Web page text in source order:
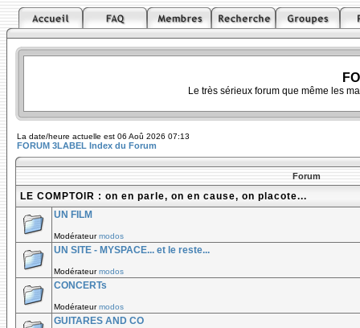
Le très sérieux forum que même les
La date/heure actuelle est 06 Aoû 2026 07:13
FORUM 3LABEL Index du Forum
Forum
LE COMPTOIR : on en parle, on en cause, on placote...
UN FILM
Modérateurmodos
UN SITE - MYSPACE... et le reste...
Modérateurmodos
CONCERTs
Modérateurmodos
GUITARES AND CO